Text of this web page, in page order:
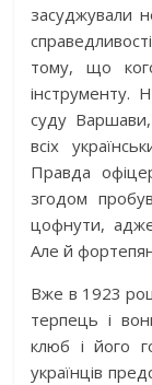
засуджували
тому, що
інструменту.
суду Варшави,
всіх
Правда
згодом
цофнути,
Але й
Вже в 1923
терпець і
клюб і його
українців